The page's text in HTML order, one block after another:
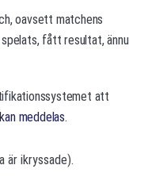
oavsett matchens
fått resultat, ännu
att
kan meddelas.
är ikryssade).